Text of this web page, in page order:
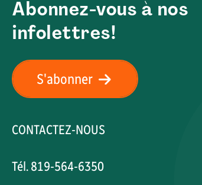
Abonnez-vous à nos
infolettres!
S'abonner
CONTACTEZ-NOUS
Tél. 819-564-6350